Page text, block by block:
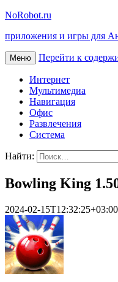
NoRobot.ru
приложения и игры для
Меню Перейти к
Интернет
Мультимедиа
Навигация
Офис
Развлечения
Система
Найти:
Bowling King
2024-02-15T12:32:25+03:00